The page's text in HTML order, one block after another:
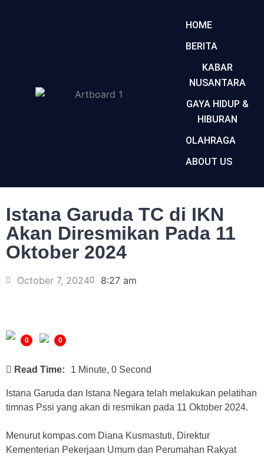
HOME
BERITA
KABAR
NUSANTARA
GAYA HIDUP &
HIBURAN
OLAHRAGA
ABOUT US
Istana Garuda TC di IKN
Akan Diresmikan Pada 11
Oktober 2024
October 7, 2024 8:27 am
0 0
Read Time: 1 Minute, 0 Second
Istana Garuda dan Istana Negara telah melakukan pelatihan
timnas Pssi yang akan di resmikan pada 11 Oktober 2024.
Menurut kompas.com Diana Kusmastuti, Direktur
Kementerian Pekerjaan Umum dan Perumahan Rakyat